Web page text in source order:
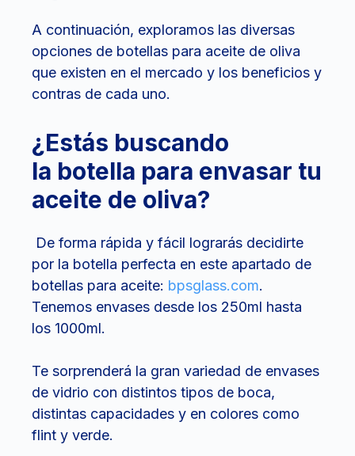
A continuación, exploramos las diversas
opciones de botellas para aceite de oliva
que existen en el mercado y los beneficios y
contras de cada uno.
¿Estás buscando
la botella para envasar tu
aceite de oliva?
De forma rápida y fácil lograrás decidirte
por la botella perfecta en este apartado de
botellas para aceite: bpsglass.com.
Tenemos envases desde los 250ml hasta
los 1000ml.
Te sorprenderá la gran variedad de envases
de vidrio con distintos tipos de boca,
distintas capacidades y en colores como
flint y verde.